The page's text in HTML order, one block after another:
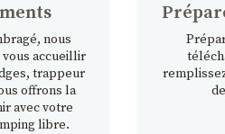
nous
accueillir
trappeur
offrons la
avec votre
libre.